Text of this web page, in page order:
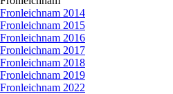
Fronleichnam 2014
Fronleichnam 2015
Fronleichnam 2016
Fronleichnam 2017
Fronleichnam 2018
Fronleichnam 2019
Fronleichnam 2022